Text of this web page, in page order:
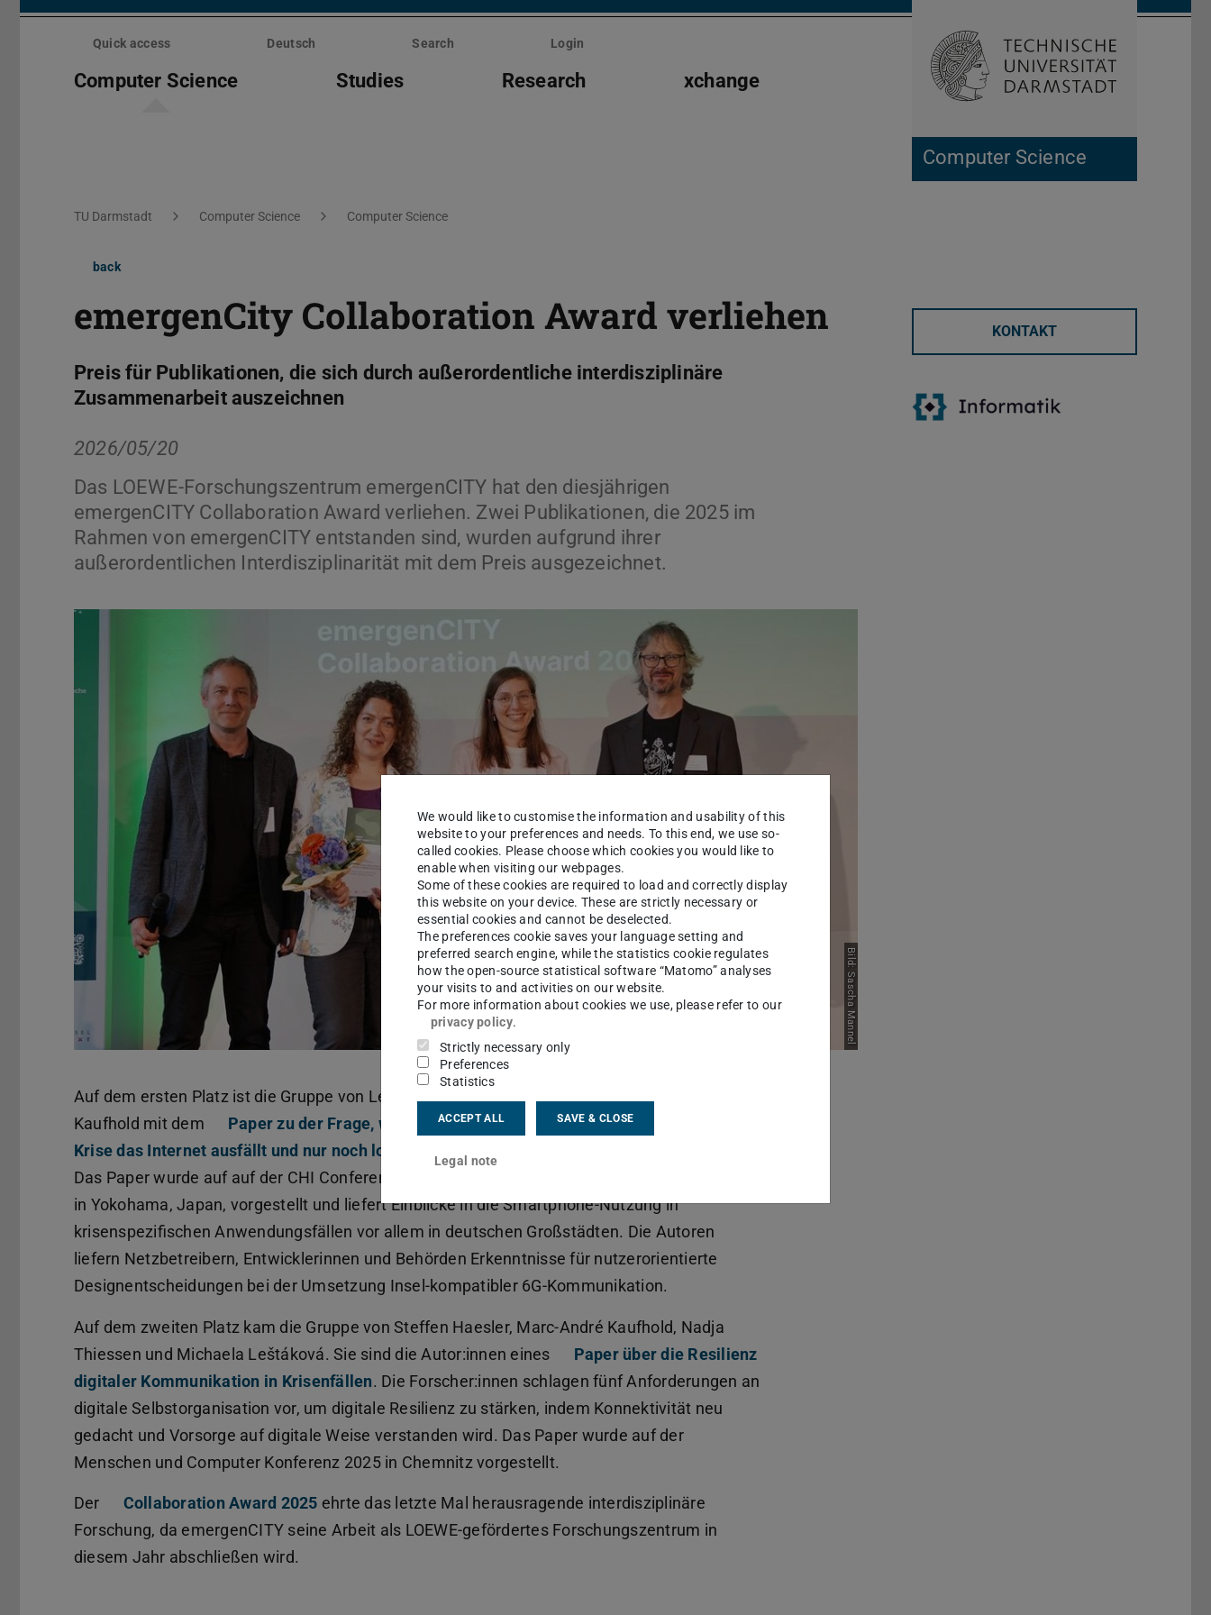
Skip
Computer Science
Quick access Deutsch Search Login
Computer Science Studies Research xchange Open search
You are here:
TU Darmstadt Computer Science Computer Science
back
emergenCity Collaboration Award verliehen
Preis für Publikationen, die sich durch außerordentliche interdisziplinäre
Zusammenarbeit auszeichnen
2026/05/20
Das LOEWE-Forschungszentrum emergenCITY hat den diesjährigen
emergenCITY Collaboration Award verliehen. Zwei Publikationen, die 2025 im
Rahmen von emergenCITY entstanden sind, wurden aufgrund ihrer
außerordentlichen Interdisziplinarität mit dem Preis ausgezeichnet.
Bild: Sascha Mannel
Auf dem ersten Platz ist die Gruppe von Leon Janzen, Florentin Putz und Marc-André
Kaufhold mit dem
Paper zu der Frage, was mit Smartphone-Apps passiert, wenn in einer
Krise das Internet ausfällt und nur noch lokale Mobilfunkkonnektivität zur Verfügung steht
Das Paper wurde auf auf der CHI Conference on Human Factors in Computing Systems 2026
in Yokohama, Japan, vorgestellt und liefert Einblicke in die Smartphone-Nutzung in
krisenspezifischen Anwendungsfällen vor allem in deutschen Großstädten. Die Autoren
liefern Netzbetreibern, Entwicklerinnen und Behörden Erkenntnisse für nutzerorientierte
Designentscheidungen bei der Umsetzung Insel-kompatibler 6G-Kommunikation.
Auf dem zweiten Platz kam die Gruppe von Steffen Haesler, Marc-André Kaufhold, Nadja
Thiessen und Michaela Leštáková. Sie sind die Autor:innen eines
Paper über die Resilienz
digitaler Kommunikation in Krisenfällen. Die Forscher:innen schlagen fünf Anforderungen an
digitale Selbstorganisation vor, um digitale Resilienz zu stärken, indem Konnektivität neu
gedacht und Vorsorge auf digitale Weise verstanden wird. Das Paper wurde auf der
Menschen und Computer Konferenz 2025 in Chemnitz vorgestellt.
Der Collaboration Award 2025 ehrte das letzte Mal herausragende interdisziplinäre
Forschung, da emergenCITY seine Arbeit als LOEWE-gefördertes Forschungszentrum in
diesem Jahr abschließen wird.
KONTAKT
We would like to customise the information and usability of this
website to your preferences and needs. To this end, we use so-
called cookies. Please choose which cookies you would like to
enable when visiting our webpages.
Some of these cookies are required to load and correctly display
this website on your device. These are strictly necessary or
essential cookies and cannot be deselected.
The preferences cookie saves your language setting and
preferred search engine, while the statistics cookie regulates
how the open-source statistical software “Matomo” analyses
your visits to and activities on our website.
For more information about cookies we use, please refer to our
privacy policy.
Strictly necessary only
Preferences
Statistics
ACCEPT ALL SAVE & CLOSE
Legal note